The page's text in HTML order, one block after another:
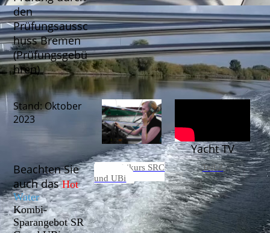
den
Prüfungsaussc
huss Bremen
(Prüfungsgebü
hren)
Stand: Oktober
2023
Yacht TV
Beachten Sie
auch dasHot
Water
Kombi-
SparangebotSR
Kombikurs SRC
und UBi
Teil 2